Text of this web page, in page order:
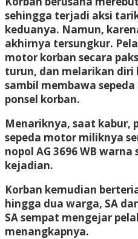
sehingga terjadi aksi
keduanya. Namun,
akhirnya tersungkur.
motor korban secara
turun, dan melarikan diri
sambil membawa
ponsel korban.
Menariknya, saat kabur,
sepeda motor miliknya
nopol AG 3696 WB
kejadian.
Korban kemudian
hingga dua warga, SA
SA sempat mengejar
menangkapnya.